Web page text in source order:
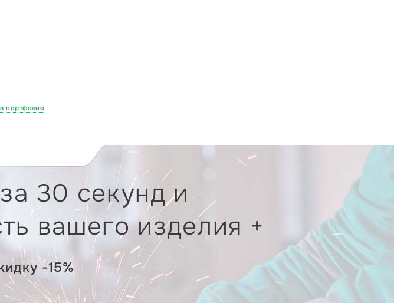
портфолио
30 секунд и
вашего изделия +
-15%